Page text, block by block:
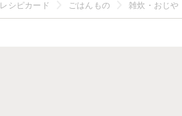
レシピカード ごはんもの 雑炊・おじや